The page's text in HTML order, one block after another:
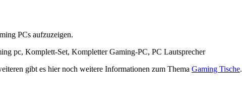
PCs aufzuzeigen.
pc, Komplett-Set, Kompletter Gaming-PC, PC Lautsprecher
gibt es hier noch weitere Informationen zum Thema Gaming Tische.